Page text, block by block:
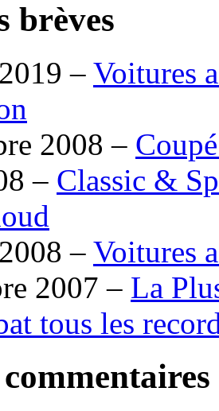
brèves
– Voitures
2008 –
– Classic &
– Voitures
2007 – La
tous les